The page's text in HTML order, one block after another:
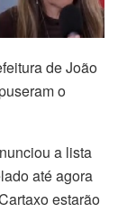
de João
o
a lista
até agora
estarão